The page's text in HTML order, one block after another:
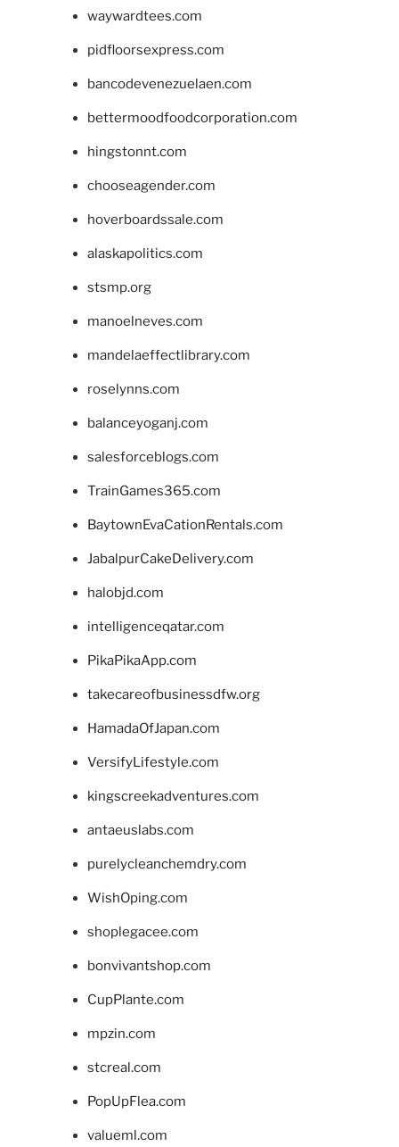
waywardtees.com
pidfloorsexpress.com
bancodevenezuelaen.com
bettermoodfoodcorporation.com
hingstonnt.com
chooseagender.com
hoverboardssale.com
alaskapolitics.com
stsmp.org
manoelneves.com
mandelaeffectlibrary.com
roselynns.com
balanceyoganj.com
salesforceblogs.com
TrainGames365.com
BaytownEvaCationRentals.com
JabalpurCakeDelivery.com
halobjd.com
intelligenceqatar.com
PikaPikaApp.com
takecareofbusinessdfw.org
HamadaOfJapan.com
VersifyLifestyle.com
kingscreekadventures.com
antaeuslabs.com
purelycleanchemdry.com
WishOping.com
shoplegacee.com
bonvivantshop.com
CupPlante.com
mpzin.com
stcreal.com
PopUpFlea.com
valueml.com